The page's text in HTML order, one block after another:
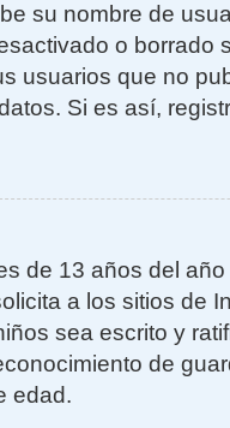
su nombre de
o borrado
usuarios que no
Si es así,
de 13 años del
a los sitios de
sea escrito y
de
edad.